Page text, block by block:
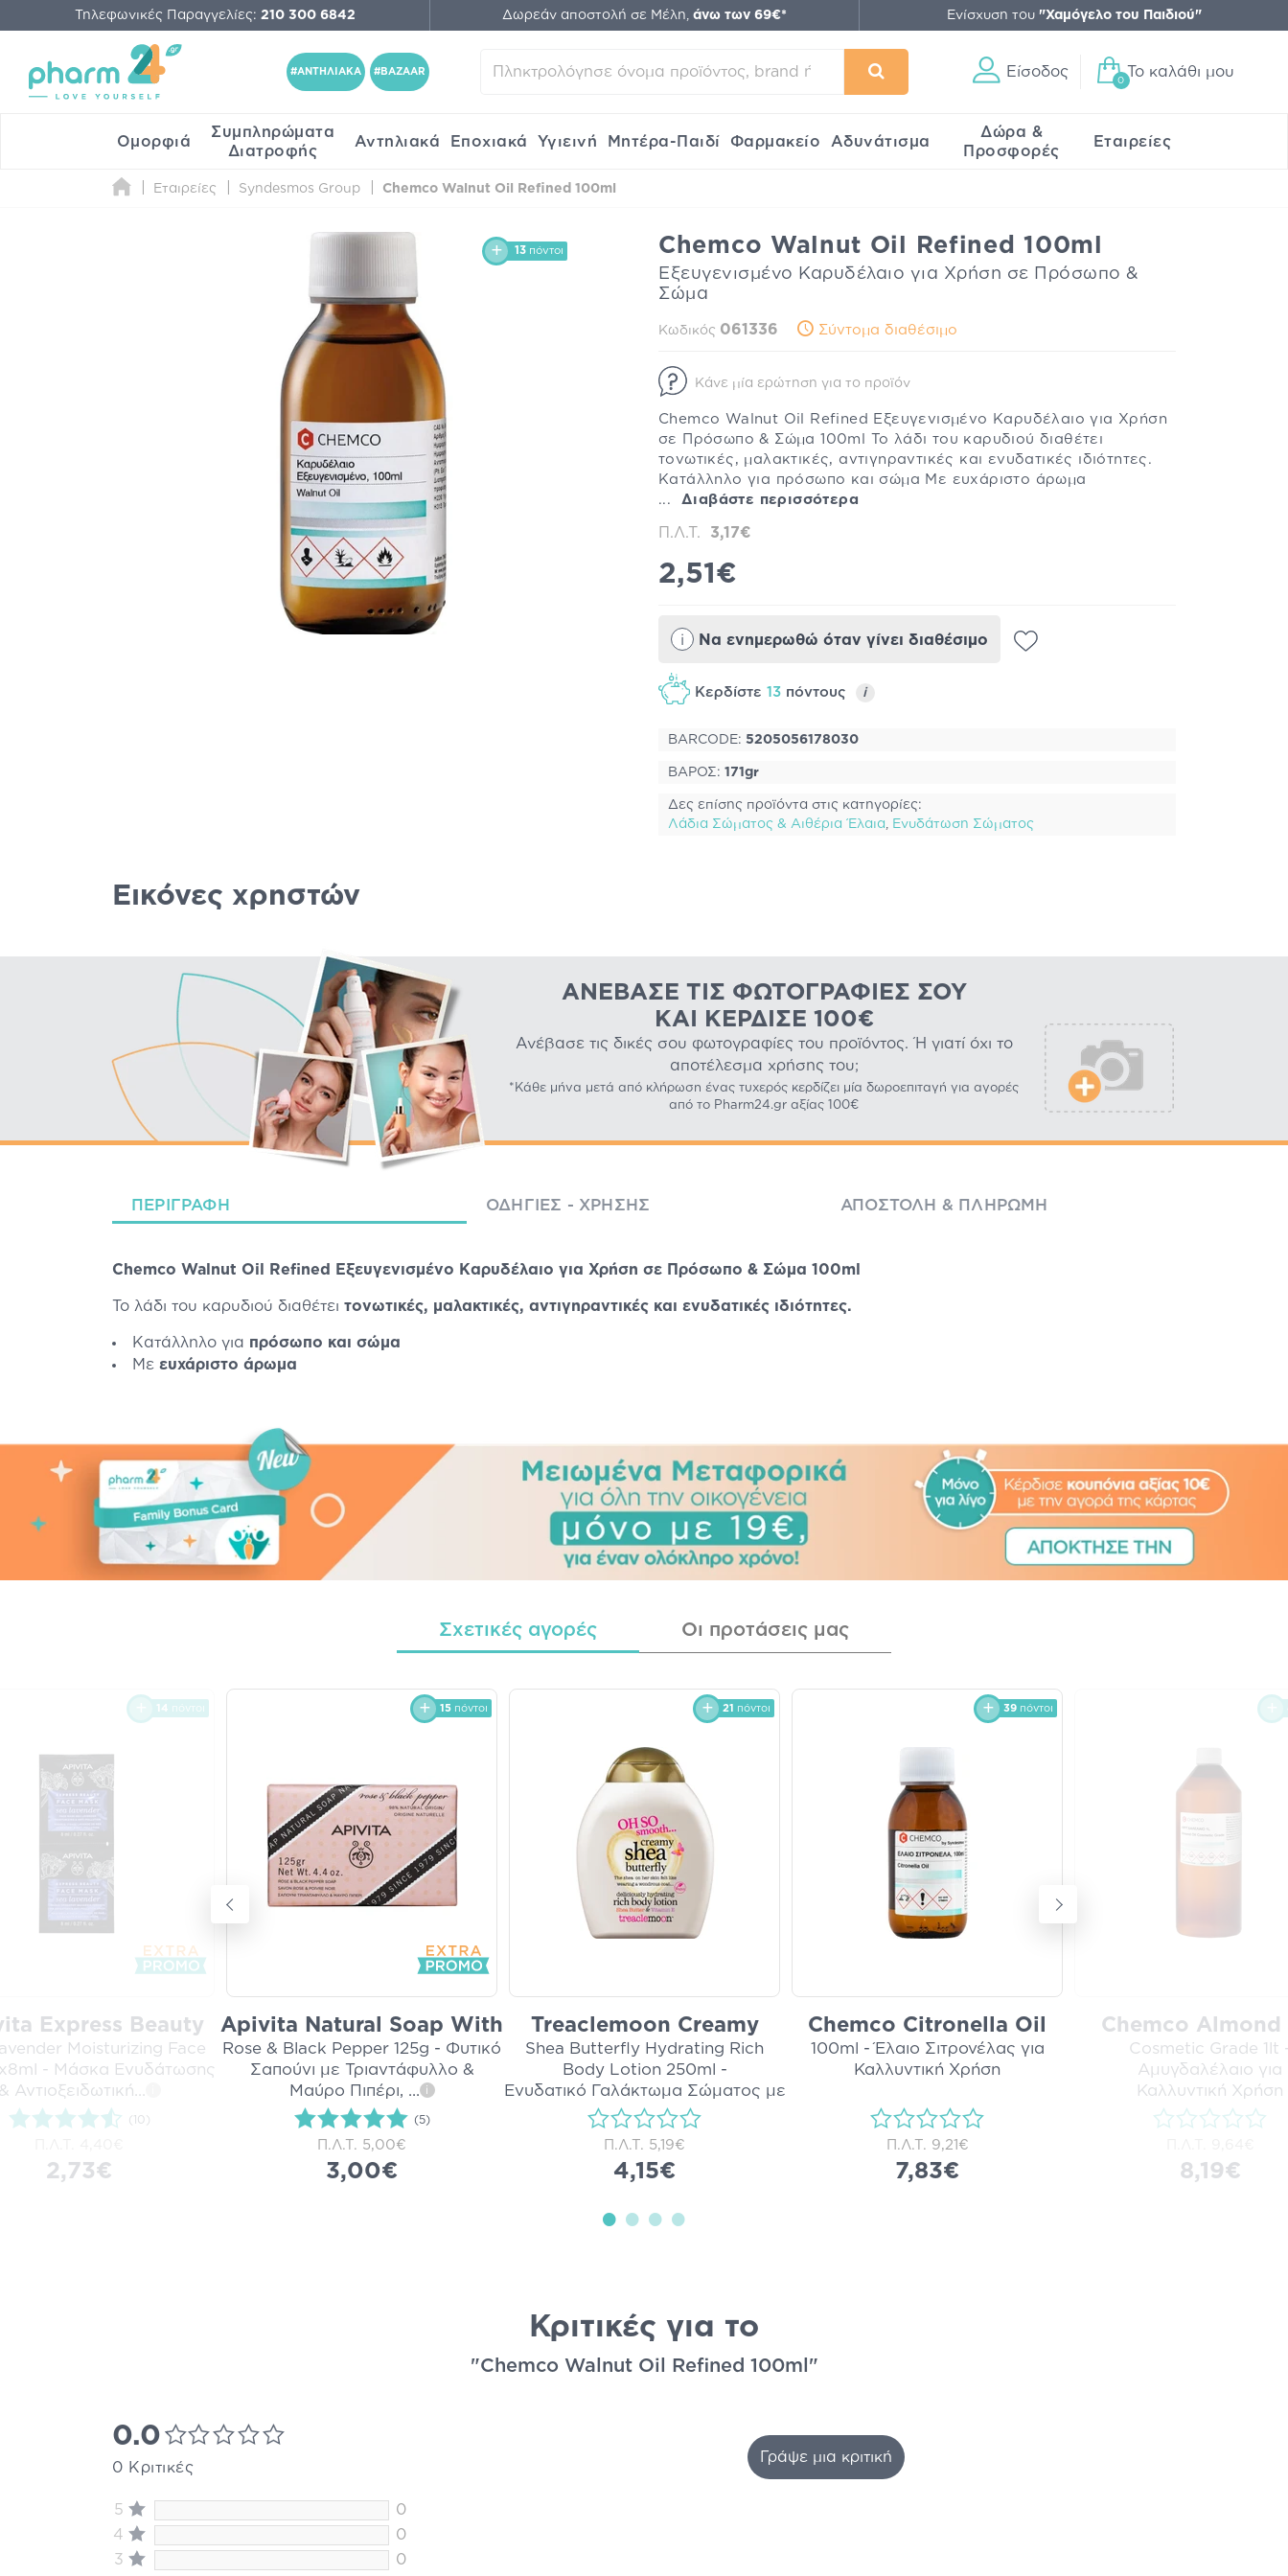
Τηλεφωνικές Παραγγελίες: 210 300 6842 Δωρεάν αποστολή σε Μέλη, άνω των 69€* Ενίσχυση του "Χαμόγελο του Παιδιού"
#ΑΝΤΗΛΙΑΚΑ #BAZAAR Είσοδος
0
Το καλάθι μου
Ομορφιά
Συμπληρώματα
Διατροφής
Αντηλιακά Εποχιακά Υγιεινή Μητέρα-Παιδί Φαρμακείο Αδυνάτισμα
Δώρα &
Προσφορές
Εταιρείες
Εταιρείες Syndesmos Group Chemco Walnut Oil Refined 100ml
13 πόντοι Chemco Walnut Oil Refined 100ml
Εξευγενισμένο Καρυδέλαιο για Χρήση σε Πρόσωπο &
Σώμα
Κωδικός 061336 Σύντομα διαθέσιμο
Κάνε μία ερώτηση για το προϊόν
Chemco Walnut Oil Refined Εξευγενισμένο Καρυδέλαιο για Χρήση
σε Πρόσωπο & Σώμα 100ml Το λάδι του καρυδιού διαθέτει
τονωτικές, μαλακτικές, αντιγηραντικές και ενυδατικές ιδιότητες.
Κατάλληλο για πρόσωπο και σώμα Με ευχάριστο άρωμα
... Διαβάστε περισσότερα
Π.Λ.Τ. 3,17€
2,51€
i Να ενημερωθώ όταν γίνει διαθέσιμο
Κερδίστε 13 πόντους i
BARCODE: 5205056178030
ΒΑΡΟΣ: 171gr
Δες επίσης προϊόντα στις κατηγορίες:
Λάδια Σώματος & Αιθέρια Έλαια, Ενυδάτωση Σώματος
Εικόνες χρηστών
ΑΝΈΒΑΣΕ ΤΙΣ ΦΩΤΟΓΡΑΦΊΕΣ ΣΟΥ
ΚΑΙ ΚΈΡΔΙΣΕ 100€
Ανέβασε τις δικές σου φωτογραφίες του προϊόντος. Ή γιατί όχι το
αποτέλεσμα χρήσης του;
*Κάθε μήνα μετά από κλήρωση ένας τυχερός κερδίζει μία δωροεπιταγή για αγορές
από το Pharm24.gr αξίας 100€
ΠΕΡΙΓΡΑΦΉ ΟΔΗΓΊΕΣ - ΧΡΉΣΗΣ ΑΠΟΣΤΟΛΉ & ΠΛΗΡΩΜΉ
Chemco Walnut Oil Refined Εξευγενισμένο Καρυδέλαιο για Χρήση σε Πρόσωπο & Σώμα 100ml
Το λάδι του καρυδιού διαθέτει τονωτικές, μαλακτικές, αντιγηραντικές και ενυδατικές ιδιότητες.
Κατάλληλο για πρόσωπο και σώμα
Με ευχάριστο άρωμα
Σχετικές αγορές Οι προτάσεις μας
14 πόντοι
Express Beauty
Moisturizing Face
- Μάσκα Ενυδάτωσης
Αντιοξειδωτική
(10)
2,73€
15 πόντοι
Apivita Natural Soap With
Rose & Black Pepper 125g - Φυτικό
Σαπούνι με Τριαντάφυλλο &
Μαύρο Πιπέρι, ... i
(5)
Π.Λ.Τ. 5,00€
3,00€
21 πόντοι
Treaclemoon Creamy
Shea Butterfly Hydrating Rich
Body Lotion 250ml -
Ενυδατικό Γαλάκτωμα Σώματος με
...
Π.Λ.Τ. 5,19€
4,15€
39 πόντοι
Chemco Citronella Oil
100ml - Έλαιο Σιτρονέλας για
Καλλυντική Χρήση
Π.Λ.Τ. 9,21€
7,83€
Chemco Almond
Cosmetic Grade 1lt
Αμυγδαλέλαιο για
Καλλυντική Χρήση
8,19€
Κριτικές για το
"Chemco Walnut Oil Refined 100ml"
0.0
0 Κριτικές
5
0
4
0
3
0
Γράψε μια κριτική